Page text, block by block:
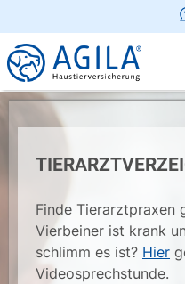
Finde Tierarztpraxen
Vierbeiner ist krank
schlimm es ist? Hier
Videosprechstunde.
×
AGILA Kunden-
Gratis - Im Play Store